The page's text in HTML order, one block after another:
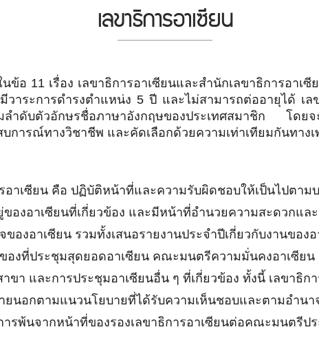
เลขาธิการอาเซียน
เรื่อง เลขาธิการอาเซียนและสำนักเลขาธิการอาเซีย
าระการดำรงตำแหน่ง 5 ปี และไม่สามารถต่ออายุได้ เล
มลำดับตัวอักษรชื่อภาษาอังกฤษของประเทศสมาชิก โด
การณ์ทางวิชาชีพ และคัดเลือกด้วยความเท่าเทียมกันทางเ
เซียน คือ ปฏิบัติหน้าที่และความรับผิดชอบให้เป็นไปตาม
องอาเซียนที่เกี่ยวข้อง และมีหน้าที่อำนวยความสะดวกแล
งอาเซียน รวมทั้งเสนอรายงานประจำปีเกี่ยวกับงานของ
ของที่ประชุมสุดยอดอาเซียน คณะมนตรีความมั่นคงอาเซีย
ขา และการประชุมอาเซียนอื่น ๆ ที่เกี่ยวข้อง ทั้งนี้ เลขาธิก
ยนอกตามแนวนโยบายที่ได้รับความเห็นชอบและตามอำน
รพ้นจากหน้าที่ของรองเลขาธิการอาเซียนต่อคณะมนตรีปร